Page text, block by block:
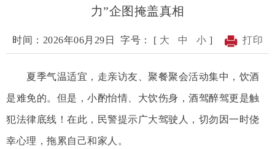
力”企图掩盖真相
时间：2026年06月29日 字号： [ 大 中 小 ] 打印
夏季气温适宜，走亲访友、聚餐聚会活动集中，饮酒
是难免的。但是，小酌怡情、大饮伤身，酒驾醉驾更是触
犯法律底线！在此，民警提示广大驾驶人，切勿因一时侥
幸心理，拖累自己和家人。